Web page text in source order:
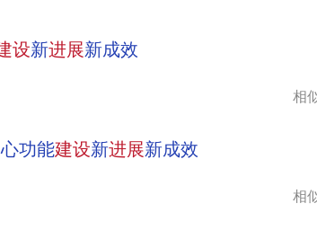
设新进展新成效
相
功能建设新进展新成效
相